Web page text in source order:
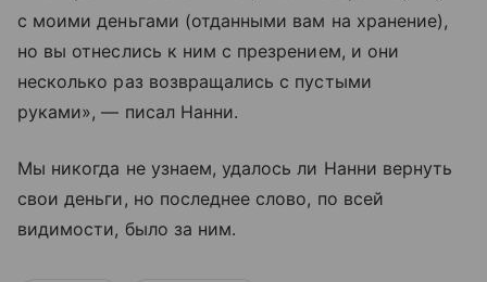
с моими деньгами (отданными вам на хранение),
но вы отнеслись к ним с презрением, и они
несколько раз возвращались с пустыми
руками», — писал Нанни.
Мы никогда не узнаем, удалось ли Нанни вернуть
свои деньги, но последнее слово, по всей
видимости, было за ним.